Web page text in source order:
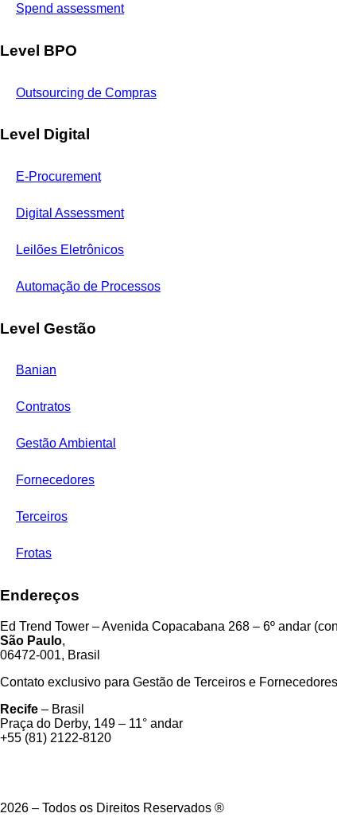
Spend assessment
Level BPO
Outsourcing de Compras
Level Digital
E-Procurement
Digital Assessment
Leilões Eletrônicos
Automação de Processos
Level Gestão
Banian
Contratos
Gestão Ambiental
Fornecedores
Terceiros
Frotas
Endereços
Ed Trend Tower – Avenida Copacabana 268 – 6º andar
São Paulo,
06472-001, Brasil
Contato exclusivo para Gestão de Terceiros e
Recife – Brasil
Praça do Derby, 149 – 11° andar
+55 (81) 2122-8120
2026 – Todos os Direitos Reservados ®